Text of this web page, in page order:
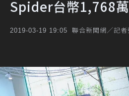
Spider台幣1,768
2019-03-19 19:05 聯合新聞網／記